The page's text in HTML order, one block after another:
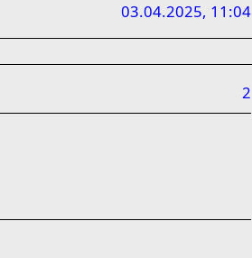
03.04.2025, 11:04
2